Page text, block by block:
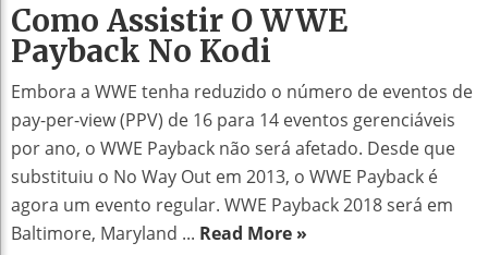
Como Assistir O WWE
Payback No Kodi
Embora a WWE tenha reduzido o número de eventos de
pay-per-view (PPV) de 16 para 14 eventos gerenciáveis
por ano, o WWE Payback não será afetado. Desde que
substituiu o No Way Out em 2013, o WWE Payback é
agora um evento regular. WWE Payback 2018 será em
Baltimore, Maryland ... Read More »